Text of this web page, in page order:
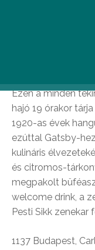
Ezen a minden
hajó 19 órakor
1920-as évek
ezúttal Gatsby-
kulináris
és citromos-
megpakolt
welcome drink, a
Pesti Sikk zenekar
1137 Budapest,